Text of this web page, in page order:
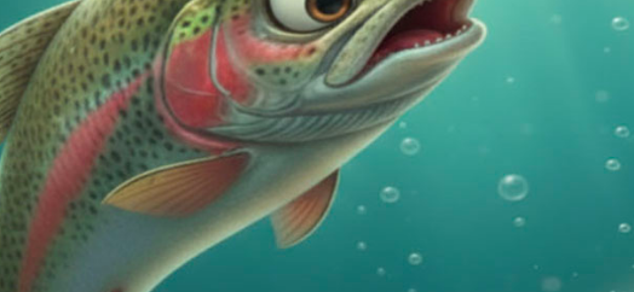
COLTELLERIA,SPORTIVA,TRADIZIONALI